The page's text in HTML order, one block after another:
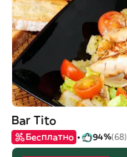
Bar Tito
Бесплатно 94%(68)